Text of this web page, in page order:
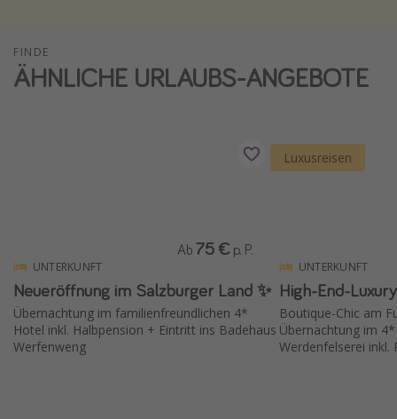
Reise Journal
Schönste Naturwunder der Welt
FINDE
ÄHNLICHE URLAUBS-ANGEBOTE
UNTERKUNFT
Neueröffnung im Salzburger Land ✨
Übernachtung im familienfreundlichen 4*
Hotel inkl. Halbpension + Eintritt ins Badehaus
Werfenweng
Ab 75 € p. P.
Luxusreisen
UNTERKUNFT
High-End-
Boutique-Chic am
Übernachtung im
Werdenfelserei inkl.